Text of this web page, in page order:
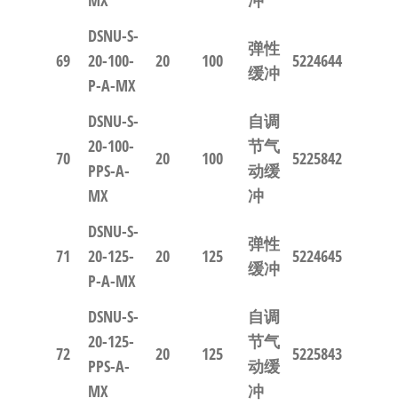
69
DSNU-S-
20-100-
P-A-MX
20 100
弹性
缓冲
5224644
70
DSNU-S-
20-100-
PPS-A-
MX
20 100
自调
节气
动缓
冲
5225842
71
DSNU-S-
20-125-
P-A-MX
20 125
弹性
缓冲
5224645
72
DSNU-S-
20-125-
PPS-A-
MX
20 125
自调
节气
动缓
冲
5225843